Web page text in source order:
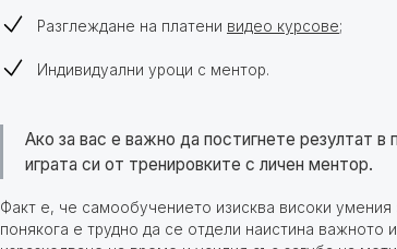
Разглеждане на платени видео курсове;
Индивидуални уроци с ментор.
Ако за вас е важно да постигнете резултат
играта си от тренировките с личен ментор.
Факт е, че самообучението изисква високи умения
понякога е трудно да се отдели наистина